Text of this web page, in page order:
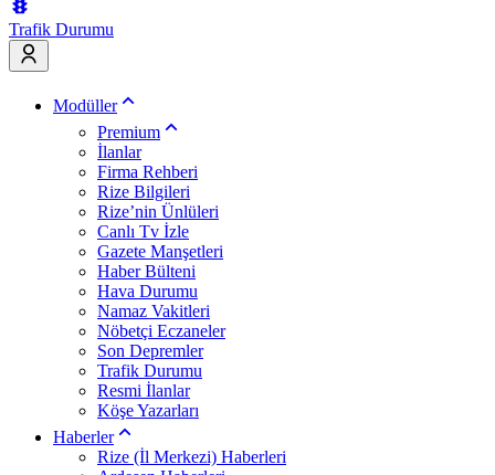
Trafik Durumu
Modüller
Premium
İlanlar
Firma Rehberi
Rize Bilgileri
Rize’nin Ünlüleri
Canlı Tv İzle
Gazete Manşetleri
Haber Bülteni
Hava Durumu
Namaz Vakitleri
Nöbetçi Eczaneler
Son Depremler
Trafik Durumu
Resmi İlanlar
Köşe Yazarları
Haberler
Rize (İl Merkezi) Haberleri